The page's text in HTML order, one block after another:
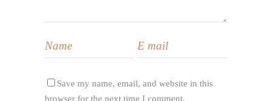
Save my name, email, and website in this
browser for the next time I comment.